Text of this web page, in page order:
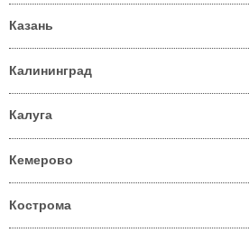
Казань
Калининград
Калуга
Кемерово
Кострома